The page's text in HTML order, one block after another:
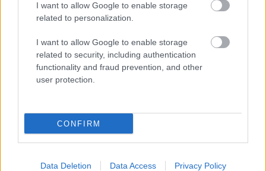
I want to allow Google to enable storage
related to personalization.
I want to allow Google to enable storage
related to security, including authentication
functionality and fraud prevention, and other
user protection.
CONFIRM
Data Deletion Data Access Privacy Policy
Itt állíthatod be, hogy a Csakfoci az elsők
között legyen a Google-találatokban